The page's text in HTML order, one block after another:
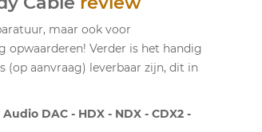
maar ook voor
opwaarderen! Verder is het handig
(op aanvraag) leverbaar zijn, dit in
DAC - HDX - NDX - CDX2 -